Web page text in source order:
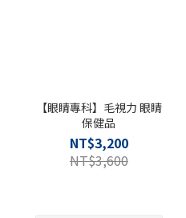
【眼睛專科】毛視力 眼睛
保健品
NT$3,200
NT$3,600